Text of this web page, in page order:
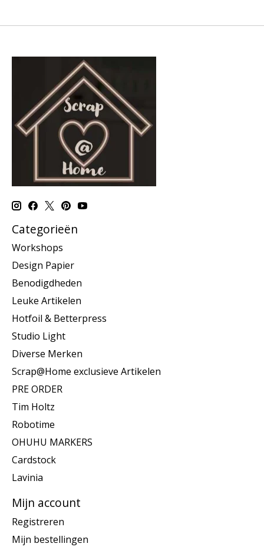
Categorieën
Workshops
Design Papier
Benodigdheden
Leuke Artikelen
Hotfoil & Betterpress
Studio Light
Diverse Merken
Scrap@Home exclusieve Artikelen
PRE ORDER
Tim Holtz
Robotime
OHUHU MARKERS
Cardstock
Lavinia
Mijn account
Registreren
Mijn bestellingen